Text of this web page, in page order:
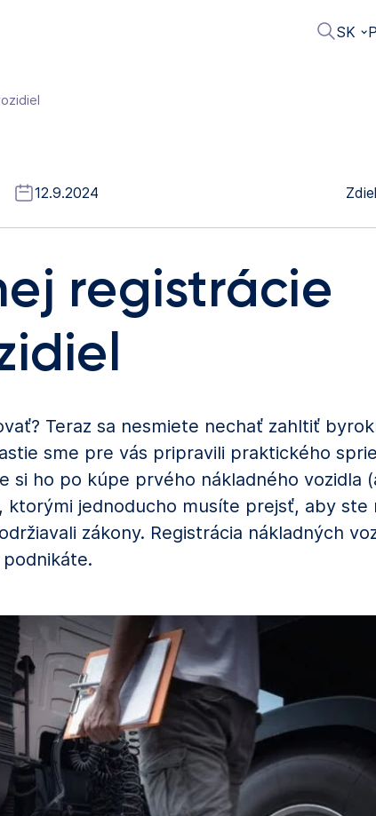
SK
12.9.2024
registrácie
Teraz sa nesmiete nechať zahltiť
sme pre vás pripravili praktického
ho po kúpe prvého nákladného vozidla
jednoducho musíte prejsť, aby ste
zákony. Registrácia nákladných